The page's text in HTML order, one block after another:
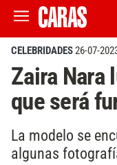
CELEBRIDADES26-07-
Zaira Nara
que será
La modelo se
algunas